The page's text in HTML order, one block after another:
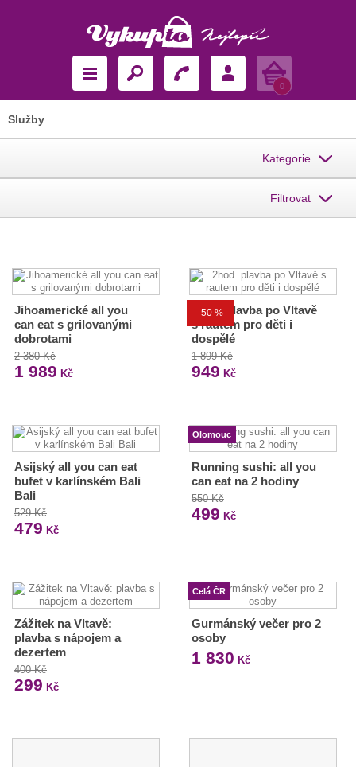
Košík
0
Služby
Kategorie
Filtrovat
Jihoamerické all you
can eat s grilovanými
dobrotami
2 380 Kč
1 989 Kč
-50 %
2hod. plavba po Vltavě
s rautem pro děti i
dospělé
1 899 Kč
949 Kč
Asijský all you can eat
bufet v karlínském Bali
Bali
529 Kč
479 Kč
Olomouc
Running sushi: all you
can eat na 2 hodiny
550 Kč
499 Kč
Zážitek na Vltavě:
plavba s nápojem a
dezertem
400 Kč
299 Kč
Celá ČR
Gurmánský večer pro 2
osoby
1 830 Kč